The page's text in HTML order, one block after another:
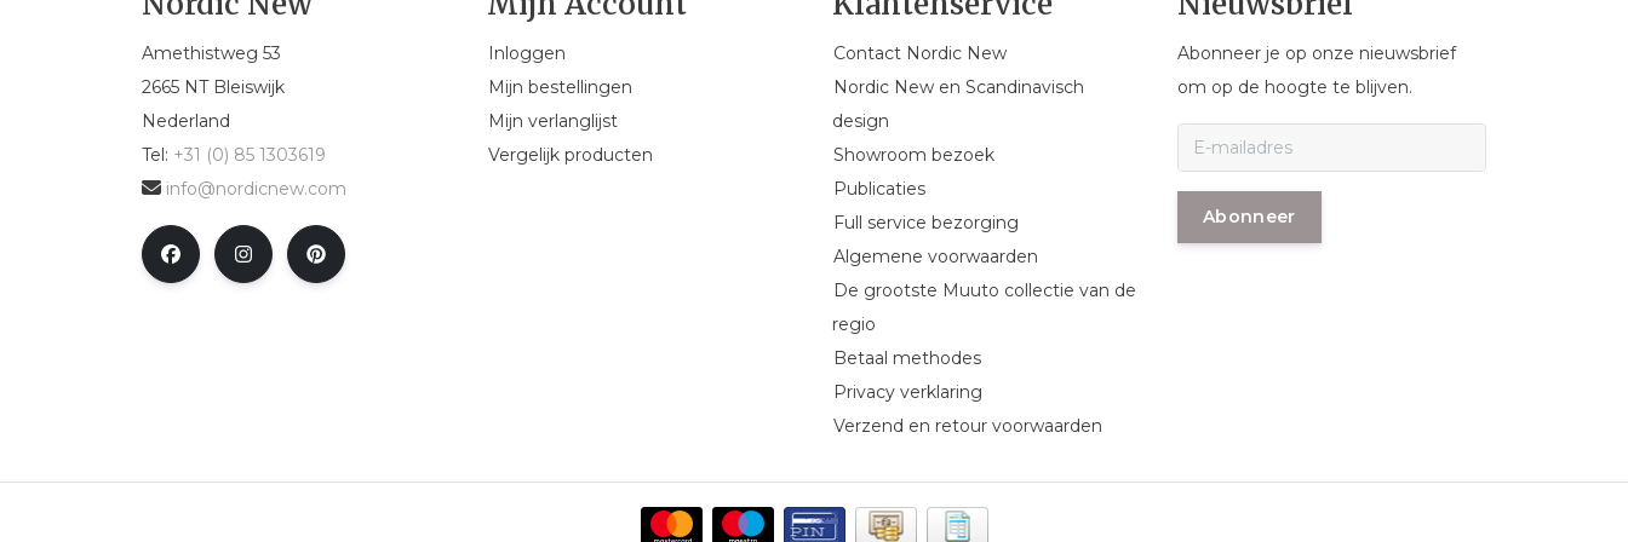
Amethistweg 53
2665 NT Bleiswijk
Nederland
Tel: +31 (0) 85 1303619
info@nordicnew.com
Inloggen
Mijn bestellingen
Mijn verlanglijst
Vergelijk producten
Contact Nordic New
Nordic New en Scandinavisch
design
Showroom bezoek
Publicaties
Full service bezorging
Algemene voorwaarden
De grootste Muuto collectie van de
regio
Betaal methodes
Privacy verklaring
Verzend en retour voorwaarden
Abonneer je op onze nieuwsbrief
om op de hoogte te blijven.
Abonneer